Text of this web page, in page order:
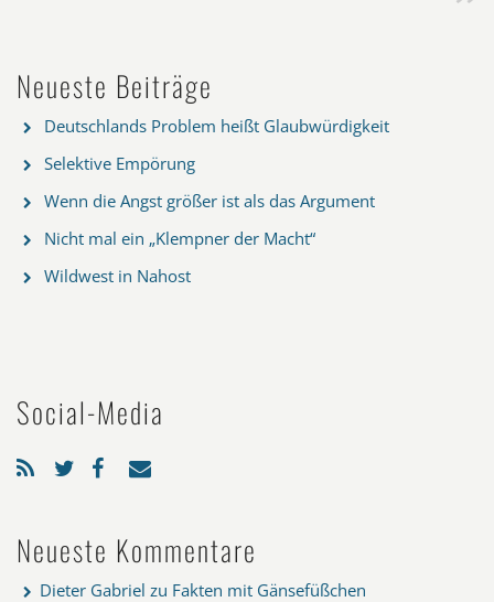
Neueste Beiträge
Deutschlands Problem heißt Glaubwürdigkeit
Selektive Empörung
Wenn die Angst größer ist als das Argument
Nicht mal ein „Klempner der Macht“
Wildwest in Nahost
Social-Media
Neueste Kommentare
Dieter Gabriel zu Fakten mit Gänsefüßchen